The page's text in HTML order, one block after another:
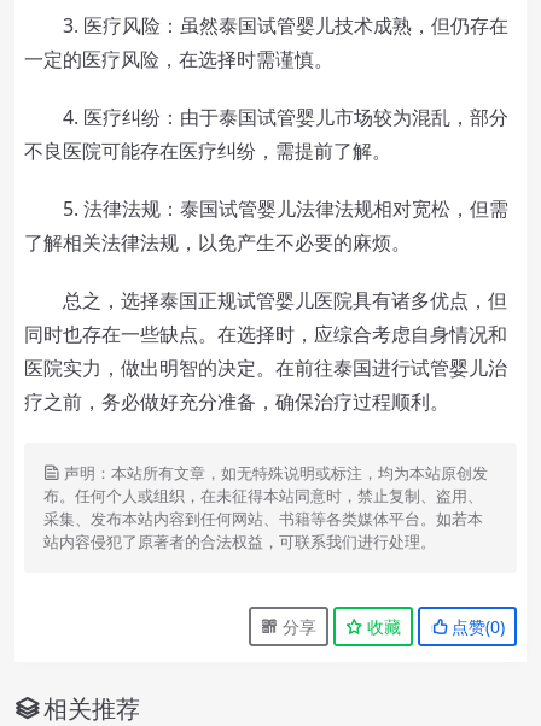
3. 医疗风险：虽然泰国试管婴儿技术成熟，但仍存在
一定的医疗风险，在选择时需谨慎。
4. 医疗纠纷：由于泰国试管婴儿市场较为混乱，部分
不良医院可能存在医疗纠纷，需提前了解。
5. 法律法规：泰国试管婴儿法律法规相对宽松，但需
了解相关法律法规，以免产生不必要的麻烦。
总之，选择泰国正规试管婴儿医院具有诸多优点，但
同时也存在一些缺点。在选择时，应综合考虑自身情况和
医院实力，做出明智的决定。在前往泰国进行试管婴儿治
疗之前，务必做好充分准备，确保治疗过程顺利。
声明：本站所有文章，如无特殊说明或标注，均为本站原创发
布。任何个人或组织，在未征得本站同意时，禁止复制、盗用、
采集、发布本站内容到任何网站、书籍等各类媒体平台。如若本
站内容侵犯了原著者的合法权益，可联系我们进行处理。
分享 收藏 点赞(0)
相关推荐